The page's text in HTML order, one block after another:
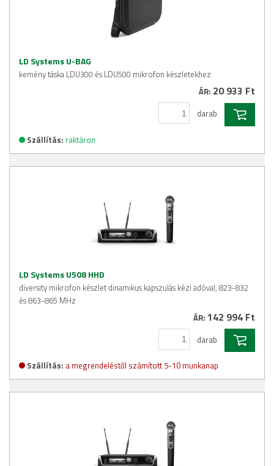
LD Systems U-BAG
kemény táska LDU300 és LDU500 mikrofon készletekhez
ÁR: 20 933 Ft
darab
Szállítás: raktáron
LD Systems U508 HHD
diversity mikrofon készlet dinamikus kapszulás kézi adóval, 823-832
és 863-865 MHz
ÁR: 142 994 Ft
darab
Szállítás: a megrendeléstől számított 5-10 munkanap